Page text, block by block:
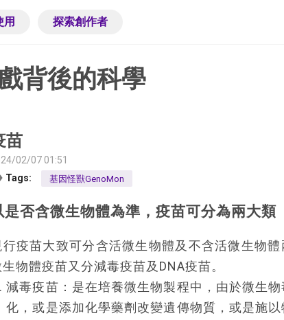
用 探索創作者
背後的科學
苗
02/07 01:51
Tags: 基因怪獸GenoMon
是否含微生物體為準，疫苗可分為兩大類
行疫苗大致可分含活微生物體及不含活微生物
物體疫苗又分減毒疫苗及DNA疫苗。
減毒疫苗：是在培養微生物製程中，由於微生
化，或是添加化學藥劑改變遺傳物質，或是施以